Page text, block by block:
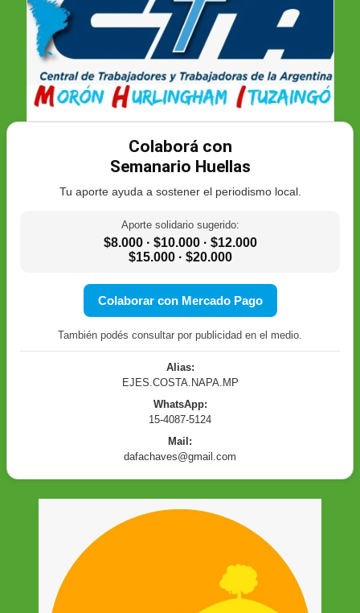
Colaborá con
Semanario Huellas
Tu aporte ayuda a sostener el periodismo local.
Aporte solidario sugerido:
$8.000 · $10.000 · $12.000
$15.000 · $20.000
Colaborar con Mercado Pago
También podés consultar por publicidad en el medio.
Alias:
EJES.COSTA.NAPA.MP
WhatsApp:
15-4087-5124
Mail:
dafachaves@gmail.com